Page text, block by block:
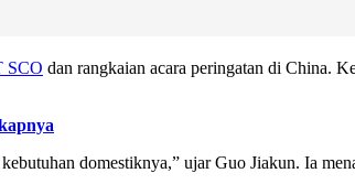
SCO dan rangkaian acara peringatan di China.
domestiknya,” ujar Guo Jiakun. Ia